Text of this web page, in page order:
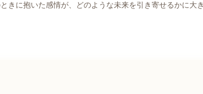
きに抱いた感情が、どのような未来を引き寄せるかに大